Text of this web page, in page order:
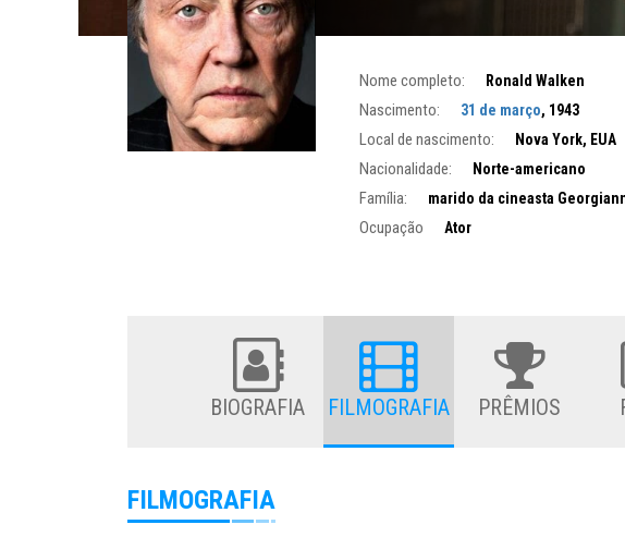
Nome completo: Ronald Walken
Nascimento: 31 de março, 1943
Local de nascimento: Nova York, EUA
Nacionalidade: Norte-americano
Família: marido da cineasta
Ocupação Ator
BIOGRAFIA FILMOGRAFIA PRÊMIOS
FILMOGRAFIA